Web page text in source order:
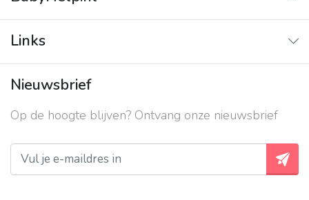
Vraag & Antwoord
Links
Contact
Over ons
Privacy beleid
Nieuwsbrief
Op de hoogte blijven? Ontvang onze nieuwsbrief